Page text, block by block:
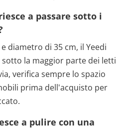
a passare sotto i
diametro di 35 cm, il Yeedi
la maggior parte dei letti
verifica sempre lo spazio
prima dell'acquisto per
a pulire con una